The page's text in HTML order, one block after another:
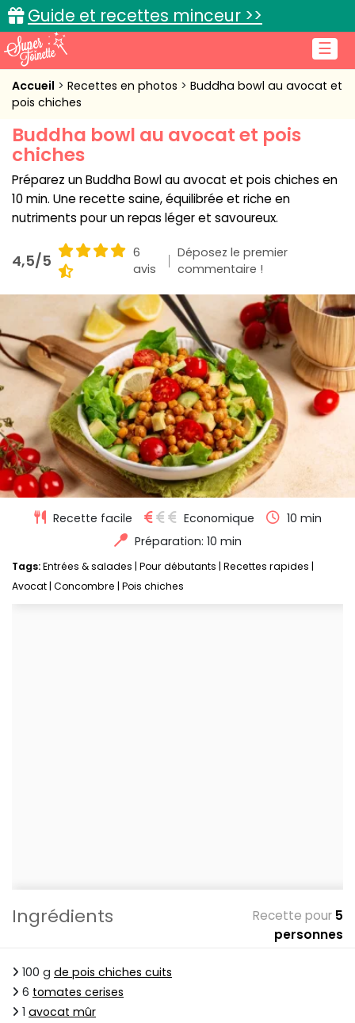
☰
Guide et recettes minceur >>
Accueil
Cuisine pratique
L'actu cuisine
Connexion
Accueil Recettes en photos
Buddha bowl au avocat et
pois chiches
Buddha bowl au avocat et pois
chiches
Préparez un Buddha Bowl au avocat et pois chiches en
10 min. Une recette saine, équilibrée et riche en
nutriments pour un repas léger et savoureux.
4,5/5
6
avis
Déposez le premier
commentaire !
Recette facile Economique
10 min
Préparation: 10 min
Tags:Entrées & salades Pour débutants Recettes rapides
Avocat Concombre Pois chiches
Ingrédients Recette pour 5
personnes
100 g de pois chiches cuits
6 tomates cerises
1 avocat mûr